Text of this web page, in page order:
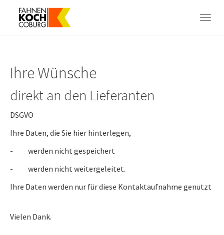
Ihre Wünsche
direkt an den Lieferanten
DSGVO
Ihre Daten, die Sie hier hinterlegen,
- werden nicht gespeichert
- werden nicht weitergeleitet.
Ihre Daten werden nur für diese Kontaktaufnahme genutzt
Vielen Dank.